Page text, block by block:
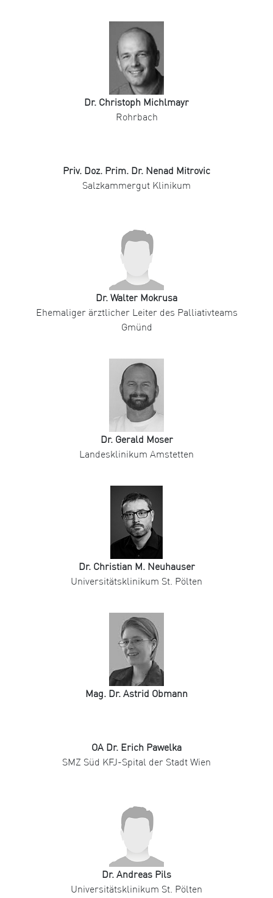
Dr. Christoph Michlmayr
Rohrbach
Priv. Doz. Prim. Dr. Nenad Mitrovic
Salzkammergut Klinikum
Dr. Walter Mokrusa
Ehemaliger ärztlicher Leiter des Palliativteams
Gmünd
Dr. Gerald Moser
Landesklinikum Amstetten
Dr. Christian M. Neuhauser
Universitätsklinikum St. Pölten
Mag. Dr. Astrid Obmann
OA Dr. Erich Pawelka
SMZ Süd KFJ-Spital der Stadt Wien
Dr. Andreas Pils
Universitätsklinikum St. Pölten